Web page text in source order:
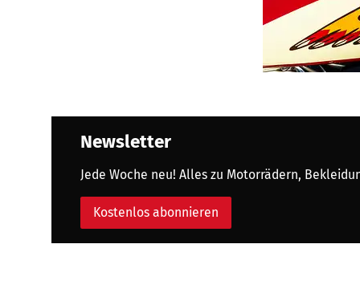
Newsletter
Jede Woche neu! Alles zu Motorrädern,
Kostenlos abonnieren